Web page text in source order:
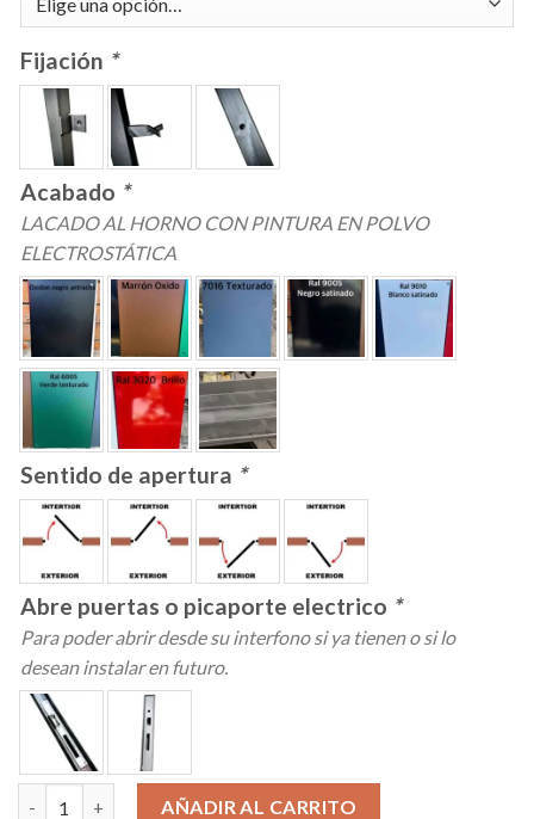
Fijación *
Acabado *
LACADO AL HORNO CON PINTURA EN POLVO
ELECTROSTÁTICA
Sentido de apertura *
Abre puertas o picaporte electrico *
Para poder abrir desde su interfono si ya tienen o si lo
desean instalar en futuro.
Puerta peatonal de hierro modelo CHP a medida cantidad
AÑADIR AL CARRITO